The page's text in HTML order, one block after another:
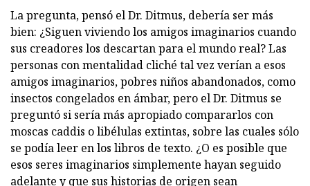
La pregunta, pensó el Dr. Ditmus, debería ser más
bien: ¿Siguen viviendo los amigos imaginarios cuando
sus creadores los descartan para el mundo real? Las
personas con mentalidad cliché tal vez verían a esos
amigos imaginarios, pobres niños abandonados, como
insectos congelados en ámbar, pero el Dr. Ditmus se
preguntó si sería más apropiado compararlos con
moscas caddis o libélulas extintas, sobre las cuales sólo
se podía leer en los libros de texto. ¿O es posible que
esos seres imaginarios simplemente hayan seguido
adelante y que sus historias de origen sean